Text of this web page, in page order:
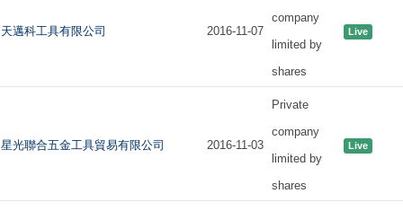
天邁科工具有限公司 2016-11-07
company
limited by
shares
Live
星光聯合五金工具貿易有限公司 2016-11-03
Private
company
limited by
shares
Live